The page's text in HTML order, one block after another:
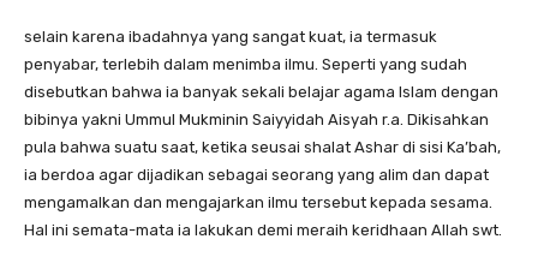
selain karena ibadahnya yang sangat kuat, ia termasuk
penyabar, terlebih dalam menimba ilmu. Seperti yang sudah
disebutkan bahwa ia banyak sekali belajar agama Islam dengan
bibinya yakni Ummul Mukminin Saiyyidah Aisyah r.a. Dikisahkan
pula bahwa suatu saat, ketika seusai shalat Ashar di sisi Ka’bah,
ia berdoa agar dijadikan sebagai seorang yang alim dan dapat
mengamalkan dan mengajarkan ilmu tersebut kepada sesama.
Hal ini semata-mata ia lakukan demi meraih keridhaan Allah swt.